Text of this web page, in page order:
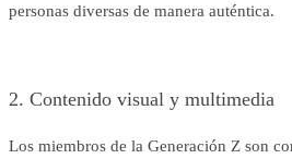
personas diversas de manera auténtica.
2. Contenido visual y multimedia
Los miembros de la Generación Z son